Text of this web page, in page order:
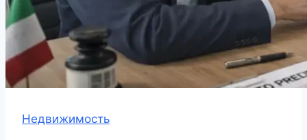
Недвижимость